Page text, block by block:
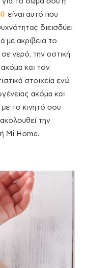
είναι αυτό που
διεισδύει
με ακρίβεια το
σε νερό, την οστική
και τον
στοιχεία ενώ
ακόμα και
το κινητό σου
την
Mi Home.